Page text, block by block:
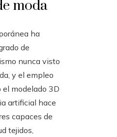
moda
ha
de
nunca visto
y el empleo
modelado 3D
artificial hace
capaces de
tejidos,